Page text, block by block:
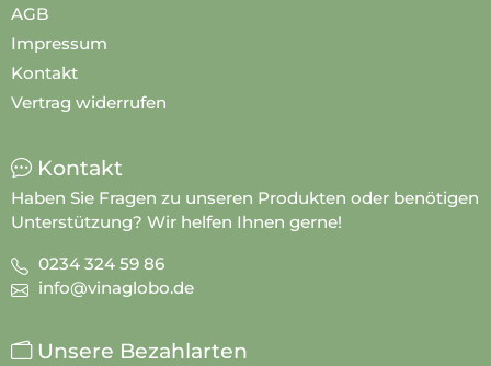
AGB
Impressum
Kontakt
Vertrag widerrufen
Kontakt
Haben Sie Fragen zu unseren Produkten oder benötigen
Unterstützung? Wir helfen Ihnen gerne!
0234 324 59 86
info@vinaglobo.de
Unsere Bezahlarten